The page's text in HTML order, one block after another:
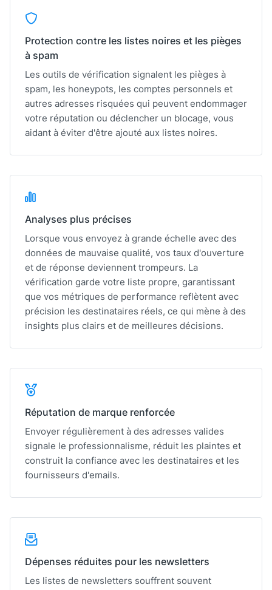
Protection contre les listes noires et les pièges
à spam
Les outils de vérification signalent les pièges à
spam, les honeypots, les comptes personnels et
autres adresses risquées qui peuvent endommager
votre réputation ou déclencher un blocage, vous
aidant à éviter d'être ajouté aux listes noires.
Analyses plus précises
Lorsque vous envoyez à grande échelle avec des
données de mauvaise qualité, vos taux d'ouverture
et de réponse deviennent trompeurs. La
vérification garde votre liste propre, garantissant
que vos métriques de performance reflètent avec
précision les destinataires réels, ce qui mène à des
insights plus clairs et de meilleures décisions.
Réputation de marque renforcée
Envoyer régulièrement à des adresses valides
signale le professionnalisme, réduit les plaintes et
construit la confiance avec les destinataires et les
fournisseurs d'emails.
Dépenses réduites pour les newsletters
Les listes de newsletters souffrent souvent